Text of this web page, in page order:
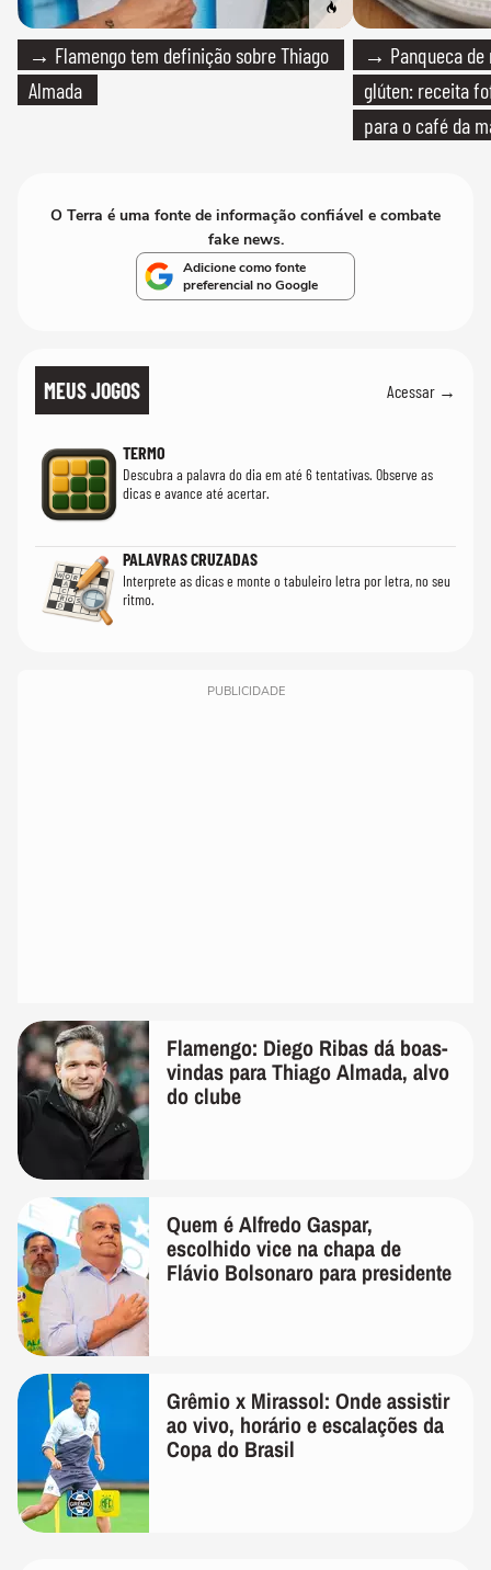
→ Flamengo tem definição sobre Thiago
Almada
→ Panqueca de
glúten: receita
para o café da
O Terra é uma fonte de informação confiável e combate
fake news.
Adicione como fonte
preferencial no Google
MEUS JOGOS Acessar →
TERMO
Descubra a palavra do dia em até 6 tentativas. Observe as
dicas e avance até acertar.
PALAVRAS CRUZADAS
Interprete as dicas e monte o tabuleiro letra por letra, no seu
ritmo.
PUBLICIDADE
Flamengo: Diego Ribas dá boas-
vindas para Thiago Almada, alvo
do clube
Quem é Alfredo Gaspar,
escolhido vice na chapa de
Flávio Bolsonaro para presidente
Grêmio x Mirassol: Onde assistir
ao vivo, horário e escalações da
Copa do Brasil